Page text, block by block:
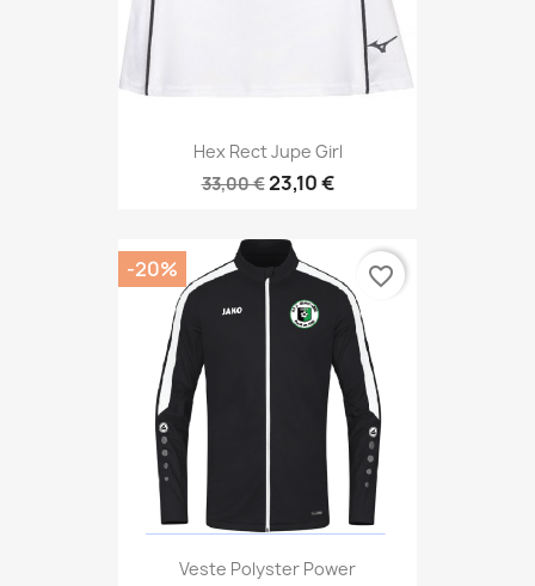
Hex Rect Jupe Girl
33,00 €23,10 €
Veste Polyster Power
-20% favorite_border